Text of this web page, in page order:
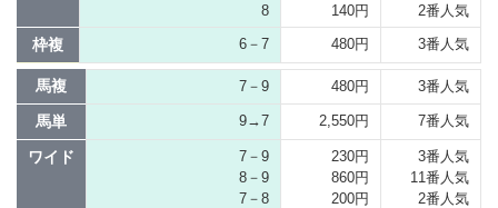
8
140円
2番人気
枠複 6－7 480円 3番人気
馬複 7－9 480円 3番人気
馬単 9→7 2,550円 7番人気
ワイド
7－9
8－9
7－8
230円
860円
200円
3番人気
11番人気
2番人気